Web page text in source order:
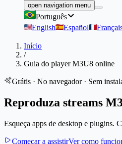
open navigation menu
Português
English
Español
Início
/
Guia do player M3U8 online
Grátis · No navegador · Sem
Reproduza streams
Esqueça apps de desktop e plugins.
Começar a assistirVer como